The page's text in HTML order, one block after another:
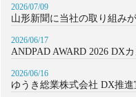
2026/07/09
山形新聞に当社の取り組み
2026/06/17
ANDPAD AWARD 2026 DX
2026/06/16
ゆうき総業株式会社 DX推進